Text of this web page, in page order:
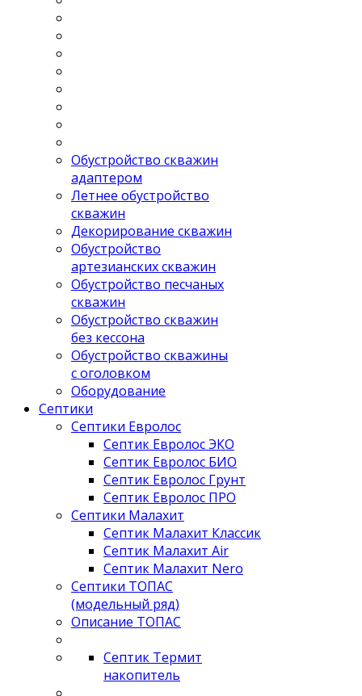
Обустройство скважин
адаптером
Летнее обустройство
скважин
Декорирование скважин
Обустройство
артезианских скважин
Обустройство песчаных
скважин
Обустройство скважин
без кессона
Обустройство скважины
с оголовком
Оборудование
Септики
Септики Евролос
Септик Евролос ЭКО
Септик Евролос БИО
Септик Евролос Грунт
Септик Евролос ПРО
Септики Малахит
Септик Малахит Классик
Септик Малахит Air
Септик Малахит Nero
Септики ТОПАС
(модельный ряд)
Описание ТОПАС
Септик Термит
накопитель